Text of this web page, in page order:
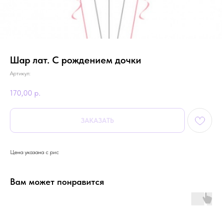
Шар лат. С рождением дочки
Артикул:
170,00 р.
ЗАКАЗАТЬ
Цена указана с рис
Вам может понравится